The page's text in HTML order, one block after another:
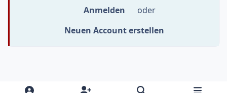
Anmelden
oder
Neuen Account erstellen